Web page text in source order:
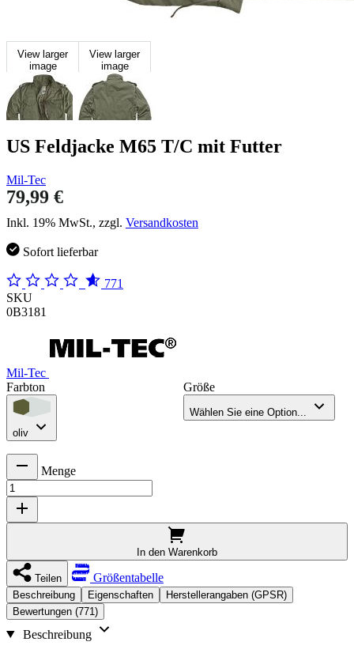
View larger
image
View larger
image
US Feldjacke M65 T/C mit Futter
Mil-Tec
79,99 €
Inkl. 19% MwSt., zzgl. Versandkosten
Sofort lieferbar
771
SKU
0B3181
Mil-Tec
Farbton
oliv
Größe
Wählen Sie eine Option...
Menge
In den Warenkorb
Teilen Größentabelle
Beschreibung Eigenschaften
Herstellerangaben (GPSR)
Bewertungen (771)
Beschreibung